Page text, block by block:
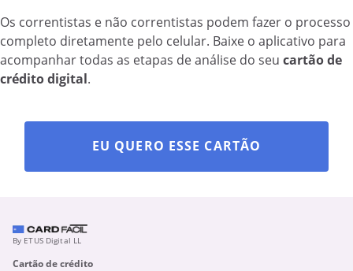
Os correntistas e não correntistas podem fazer o processo
completo diretamente pelo celular. Baixe o aplicativo para
acompanhar todas as etapas de análise do seu cartão de
crédito digital.
EU QUERO ESSE CARTÃO
By ETUS Digital LL
Cartão de crédito